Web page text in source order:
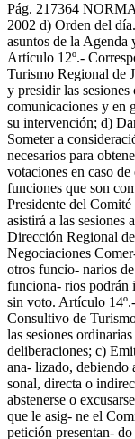
Pág. 217364
2002 d) Orden del
asuntos de la Agenda
Artículo 12º.-
Turismo Regional de
y presidir las
comunicaciones y en
su intervención; d)
Someter a
necesarios para
votaciones en caso
funciones que son
Presidente del
asistirá a las sesiones
Dirección Regional
Negociaciones
otros funcio- narios
funciona- rios podrán
sin voto. Artículo
Consultivo de
las sesiones
deliberaciones; c)
ana- lizado, debiendo
sonal, directa o
abstenerse o
que le asig- ne el
petición presentan-